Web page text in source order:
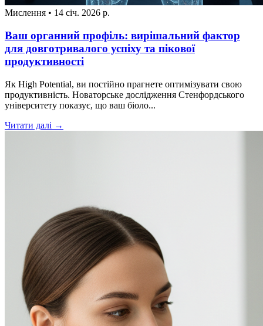
Мислення • 14 січ. 2026 р.
Ваш органний профіль: вирішальний фактор
для довготривалого успіху та пікової
продуктивності
Як High Potential, ви постійно прагнете оптимізувати свою
продуктивність. Новаторське дослідження Стенфордського
університету показує, що ваш біоло...
Читати далі →